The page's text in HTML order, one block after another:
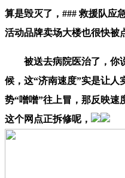
算是毁灭了，### 救援队应
活动品牌卖场大楼也很快被
被送去病院医治了，你
候，这“济南速度”实是让人
势“噌噌”往上冒，那反映速
这个网点正拆修呢，